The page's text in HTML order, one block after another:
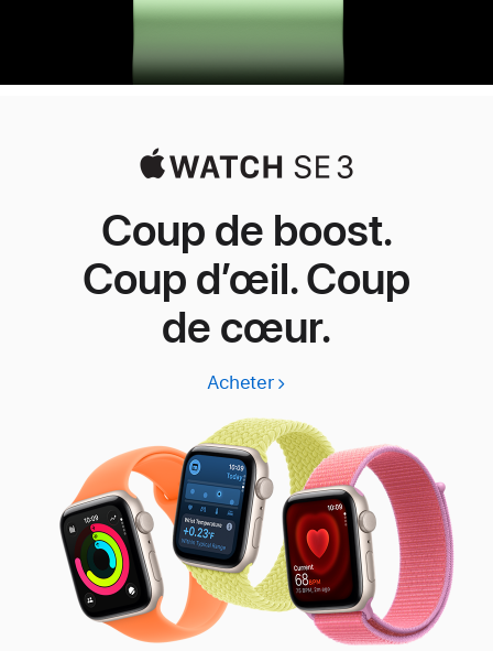
Coup de boost.
Coup d’œil. Coup
de cœur.
AcheterApple
SE